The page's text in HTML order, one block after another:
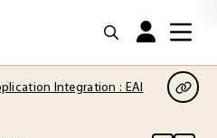
Integration : EAI